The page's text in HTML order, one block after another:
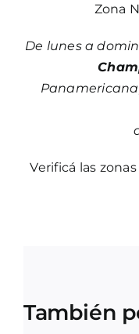
Zona
De lunes a
Verificá las
También